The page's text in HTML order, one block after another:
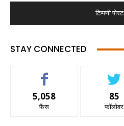
STAY CONNECTED
5,058
फैंस
85
फॉलोवर